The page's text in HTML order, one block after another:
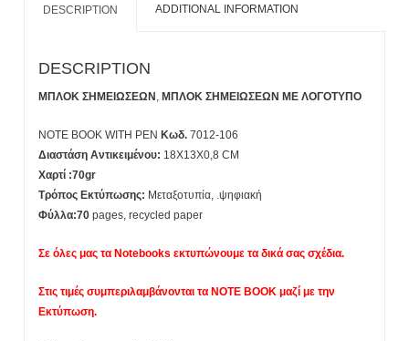
Εκτύπωση.
Εδώ
quantity
DESCRIPTION ADDITIONAL INFORMATION
DESCRIPTION
ΜΠΛΟΚ ΣΗΜΕΙΩΣΕΩΝ , ΜΠΛΟΚ ΣΗΜΕΙΩΣΕΩΝ ΜΕ ΛΟΓΟΤΥΠΟ
NOTE BOOK WITH PEN Κωδ. 7012-106
Διαστάση Αντικειμένου: 18X13X0,8 CM
Χαρτί :70gr
Τρόπος Εκτύπωσης: Μεταξοτυπία, .ψηφιακή
Φύλλα:70 pages, recycled paper
Σε όλες μας τα Notebooks εκτυπώνουμε τα δικά σας σχέδια.
Στις τιμές συμπεριλαμβάνονται τα NOTE BOOK μαζί με την
Εκτύπωση.